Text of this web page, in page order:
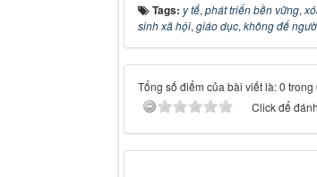
Tags: y tế, phát triển bền vững,
sinh xã hội, giáo dục, không để
Tổng số điểm của bài viết là: 0 trong
Click để